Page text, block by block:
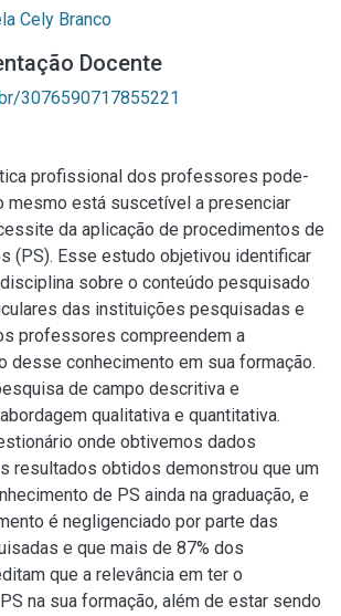
Cely Branco
Docente
3076590717855221
profissional dos professores pode-
mesmo está suscetível a presenciar
da aplicação de procedimentos de
(PS). Esse estudo objetivou identificar
sobre o conteúdo pesquisado
das instituições pesquisadas e
professores compreendem a
desse conhecimento em sua formação.
de campo descritiva e
qualitativa e quantitativa.
onde obtivemos dados
resultados obtidos demonstrou que um
de PS ainda na graduação, e
é negligenciado por parte das
e que mais de 87% dos
que a relevância em ter o
na sua formação, além de estar sendo